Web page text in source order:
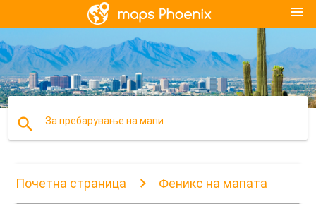
menu
search За пребарување на мапи
Почетна страница Феникс на мапата